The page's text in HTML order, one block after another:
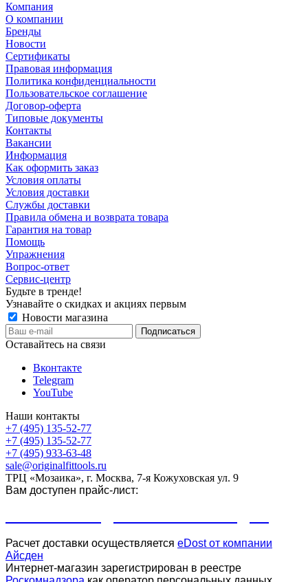
Компания
О компании
Бренды
Новости
Сертификаты
Правовая информация
Политика конфиденциальности
Пользовательское соглашение
Договор-оферта
Типовые документы
Контакты
Вакансии
Информация
Как оформить заказ
Условия оплаты
Условия доставки
Службы доставки
Правила обмена и возврата товара
Гарантия на товар
Помощь
Упражнения
Вопрос-ответ
Сервис-центр
Будьте в тренде!
Узнавайте о скидках и акциях первым
Новости магазина
Оставайтесь на связи
Вконтакте
Telegram
YouTube
Наши контакты
+7 (495) 135-52-77
+7 (495) 135-52-77
+7 (495) 933-63-48
sale@originalfittools.ru
ТРЦ «Мозаика», г. Москва, 7-я Кожуховская ул. 9
Вам доступен прайс-лист:
Расчет доставки осуществляется eDost от компании
Айсден
Интернет-магазин зарегистрирован в реестре